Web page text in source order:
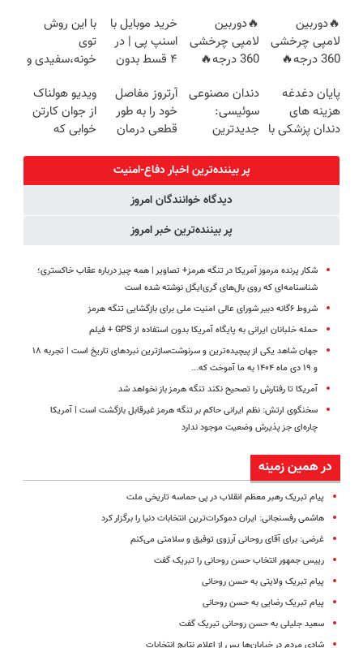
روزه ساخت!
🔥 پرداخت
درب منزل
360°و سازگار با
اندروید و ios
(ضمانت
تعویض +
پرداخت درب
🔥دوربین
لامپی چرخشی
360 درجه🔥
حرکتی
🔥دوربین
لامپی چرخشی
360 درجه🔥
منزل + گارانتی
تعویض
خرید موبایل با
اسنپ پی | در
۴ قسط بدون
با این روش
توی
خونه،سفیدی و
برگردون
(40%off)
پایان دغدغه
هزینه های
دندان پزشکی با
دندان مصنوعی
سوئیسی:
جدیدترین
سبک و مقاوم |
پرداخت قسطی
آرتروز مفاصل
خود را به طور
قطعی درمان
◗پرسش‌نامه◖
ویدیو هولناک
از جوان کارتن
خوابی که
پر بیننده‌ترین اخبار دفاع-امنیت
دیدگاه خوانندگان امروز
پر بیننده‌ترین خبر امروز
شکار پرنده مرموز آمریکا در تنگه هرمز+ تصاویر | همه چیز درباره عقاب خاکستری؛
شناسنامه‌ای که روی بال‌های گری‌ایگل نوشته شده است
شروط ۶گانه دبیر شورای عالی امنیت ملی برای بازگشایی تنگه هرمز
حمله خلبانان ایرانی به پایگاه آمریکا بدون استفاده از GPS + فیلم
جهان شاهد یکی از پیچیده‌ترین و سرنوشت‌سازترین نبردهای تاریخ است | تجربه ۱۸
و ۱۹ دی ماه ۱۴۰۴ به ما آموخت که...
آمریکا تا رفتارش را تصحیح نکند تنگه هرمز باز نخواهد شد
سخنگوی ارتش: نظم ایرانی حاکم بر تنگه هرمز غیرقابل بازگشت است | آمریکا
چاره‌ای جز پذیرش وضعیت موجود ندارد
در همین زمینه
پیام تبریک رهبر معظم انقلاب در پی حماسه تاریخی ملت
هاشمی رفسنجانی: ایران دموکرات‌ترین انتخابات دنیا را برگزار کرد
غرضی: برای آقای روحانی آرزوی توفیق و سلامتی می‌کنم
رییس جمهور انتخاب حسن روحانی را تبریک گفت
پیام تبریک ولایتی به حسن روحانی
پیام تبریک رضایی به حسن روحانی
سعید جلیلی به حسن روحانی تبریک گفت
شادی مردم در خیابان‌ها پس از اعلام نتایج انتخابات